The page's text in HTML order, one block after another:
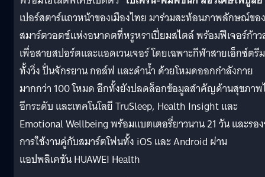
เปอร์สตาร์แถวหน้าของเมืองไทย มาร่วมสะท้อนภาพลักษณ์ของ
สมาร์ตวอตช์แห่งอนาคตที่หรูหราเปี่ยมสไตล์ พร้อมฟีเจอร์ก้าว
เพื่อสายสปอร์ตและแอดเวนเจอร์ โดยเฉพาะกีฬาสายเอ็กซ์ตรีม
ทั้งวิ่ง ปั่นจักรยาน กอล์ฟ และดำนํ้า ด้วยโหมดออกกำลังกาย
มากกว่า 100 โหมด อีกทั้งยังปลดล็อกข้อมูลสำคัญด้านสุขภาพ
อีกระดับ และเทคโนโลยี TruSleep, Health Insight และ
Emotional Wellbeing พร้อมแบตเตอรี่ยาวนาน 21 วัน และรอ
การใช้งานคู่กับสมาร์ตโฟนทั้ง iOS และ Android ผ่าน
แอปพลิเคชัน HUAWEI Health